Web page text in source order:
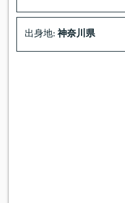
出身地: 神奈川県